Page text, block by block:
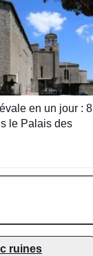
en un jour : 8
le Palais des
ruines